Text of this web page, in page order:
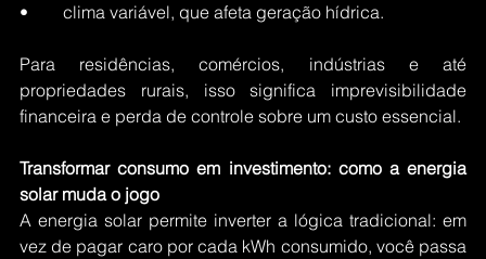
•	clima variável, que afeta geração hídrica.
Para residências, comércios, indústrias e até
propriedades rurais, isso significa imprevisibilidade
financeira e perda de controle sobre um custo essencial.
Transformar consumo em investimento: como a energia
solar muda o jogo
A energia solar permite inverter a lógica tradicional: em
vez de pagar caro por cada kWh consumido, você passa